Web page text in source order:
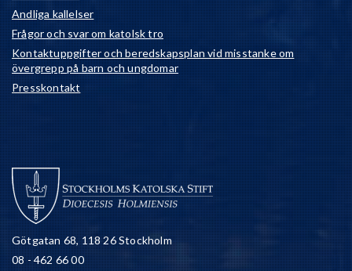
Andliga kallelser
Frågor och svar om katolsk tro
Kontaktuppgifter och beredskapsplan vid misstanke om
övergrepp på barn och ungdomar
Presskontakt
Götgatan 68, 118 26 Stockholm
08 - 462 66 00